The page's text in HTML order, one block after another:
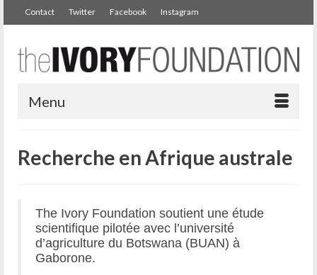
Contact Twitter Facebook Instagram
Menu
Recherche en Afrique australe
The Ivory Foundation soutient une étude
scientifique pilotée avec l’université
d’agriculture du Botswana (BUAN) à
Gaborone.